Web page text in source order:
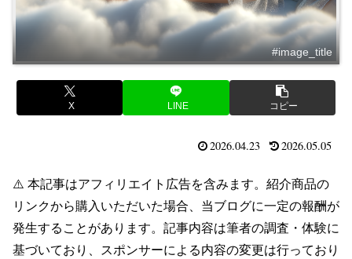
#image_title
X LINE コピー
2026.04.23 2026.05.05
⚠️ 本記事はアフィリエイト広告を含みます。紹介商品の
リンクから購入いただいた場合、当ブログに一定の報酬が
発生することがあります。記事内容は筆者の調査・体験に
基づいており、スポンサーによる内容の変更は行っており